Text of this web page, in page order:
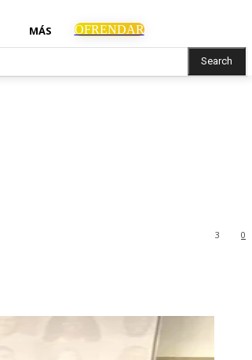
MÁS OFRENDAR
Search
0
3